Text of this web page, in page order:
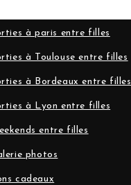
à paris entre filles
à Toulouse entre filles
à Bordeaux entre filles
à Lyon entre filles
entre filles
photos
cadeaux